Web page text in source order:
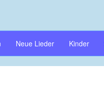
Neue Lieder Kinder